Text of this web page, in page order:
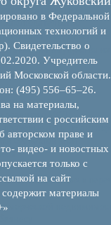
и ведения
имущества из
акты по
регламенты
развитию МСП
правовые акты по
субъектов МСП
для МСП
включенных в
льготах
в Федеральной
технологий и
Свидетельство о
Учредитель
Московской области.
(495) 556–65–26.
на материалы,
с российским
авторском праве и
видео- и новостных
только с
на сайт
материалы